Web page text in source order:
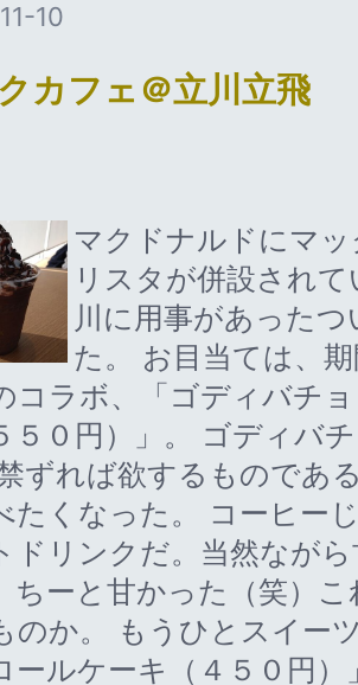
11-10
カフェ＠立川立飛
マクドナルドにマ
リスタが併設され
川に用事があった
た。 お目当ては、
コラボ、「ゴディバチ
５０円）」。 ゴディバ
ずれば欲するものであ
たくなった。 コーヒー
ドリンクだ。当然なが
ちーと甘かった（笑）
のか。 もうひとスイー
ールケーキ（４５０円）